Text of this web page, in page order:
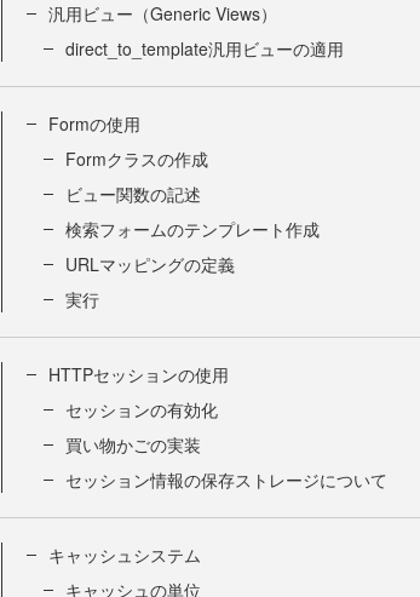
汎用ビュー（Generic Views）
direct_to_template汎用ビューの適用
Formの使用
Formクラスの作成
ビュー関数の記述
検索フォームのテンプレート作成
URLマッピングの定義
実行
HTTPセッションの使用
セッションの有効化
買い物かごの実装
セッション情報の保存ストレージについて
キャッシュシステム
キャッシュの単位